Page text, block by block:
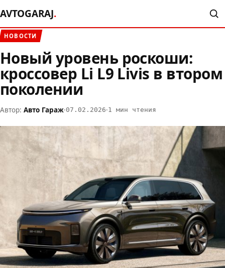
AVTOGARAJ.
НОВОСТИ
Новый уровень роскоши:
кроссовер Li L9 Livis в втором
поколении
Автор: Авто Гараж·07.02.2026·1 мин чтения